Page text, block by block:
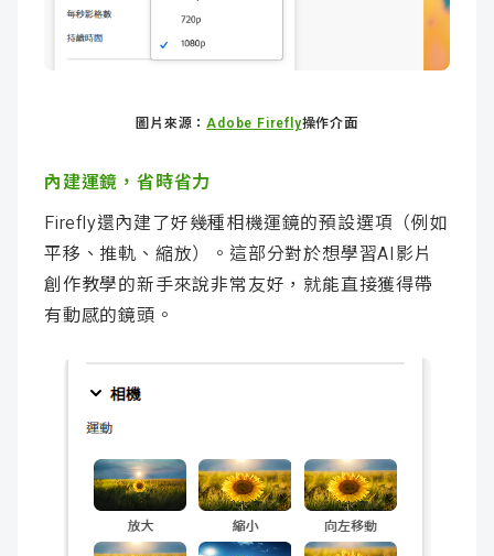
圖片來源： Adobe Firefly操作介面
內建運鏡，省時省力
Firefly還內建了好幾種相機運鏡的預設選項（例如
平移、推軌、縮放）。這部分對於想學習AI影片
創作教學的新手來說非常友好，就能直接獲得帶
有動感的鏡頭。